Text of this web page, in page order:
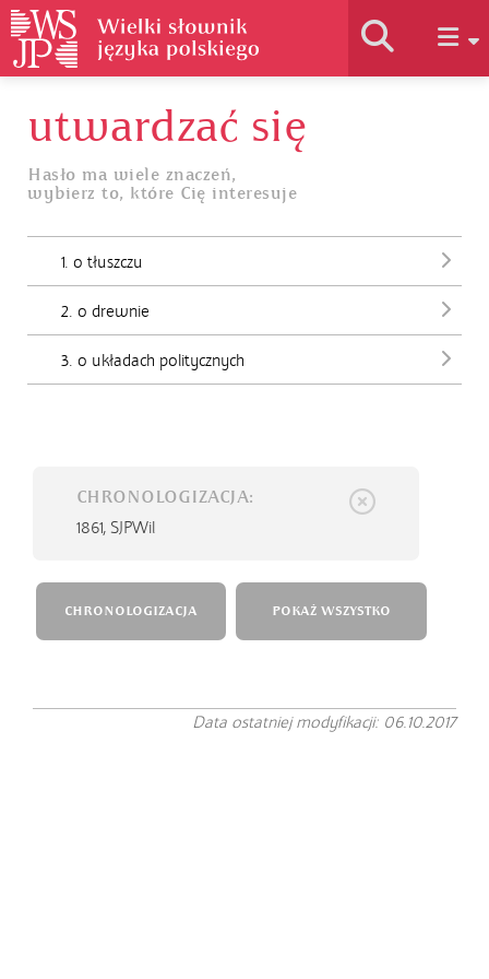
Historia słownika
Jak korzystać
utwardzać się
Hasło ma wiele znaczeń,
wybierz to, które Cię interesuje
1. o tłuszczu
2. o drewnie
3. o układach politycznych
CHRONOLOGIZACJA:
1861, SJPWil
CHRONOLOGIZACJA POKAŻ WSZYSTKO
Data ostatniej modyfikacji: 06.10.2017